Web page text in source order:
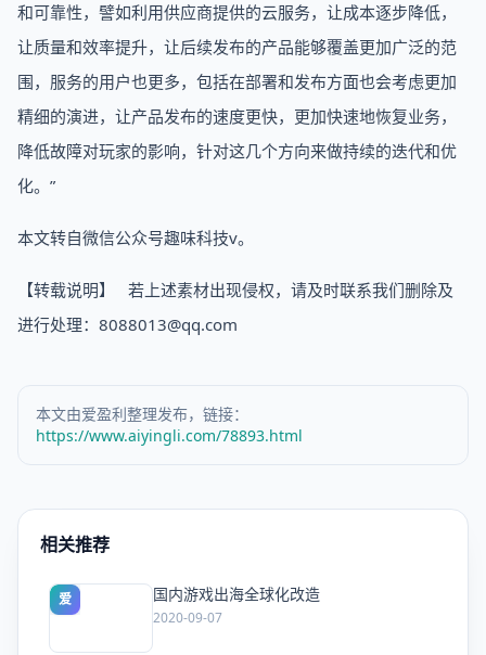
和可靠性，譬如利用供应商提供的云服务，让成本逐步降低，
让质量和效率提升，让后续发布的产品能够覆盖更加广泛的范
围，服务的用户也更多，包括在部署和发布方面也会考虑更加
精细的演进，让产品发布的速度更快，更加快速地恢复业务，
降低故障对玩家的影响，针对这几个方向来做持续的迭代和优
化。”
本文转自微信公众号趣味科技v。
【转载说明】 若上述素材出现侵权，请及时联系我们删除及
进行处理：8088013@qq.com
本文由爱盈利整理发布，链接：
https://www.aiyingli.com/78893.html
相关推荐
爱 国内游戏出海全球化改造
2020-09-07